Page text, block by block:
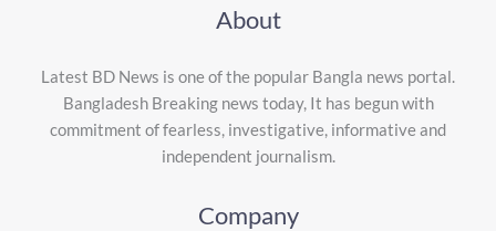
About
Latest BD News is one of the popular Bangla news portal.
Bangladesh Breaking news today, It has begun with
commitment of fearless, investigative, informative and
independent journalism.
Company